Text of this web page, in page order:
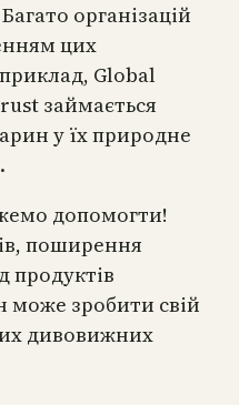
організацій
цих
Global
займається
у їх природне
допомогти!
поширення
продуктів
може зробити свій
дивовижних